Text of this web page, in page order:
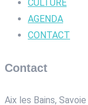
CULTURE
AGENDA
CONTACT
Contact
Aix les Bains, Savoie